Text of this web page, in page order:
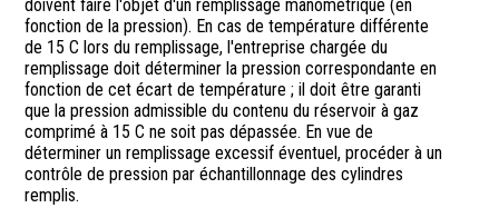
doivent faire l'objet d'un remplissage manométrique (en
fonction de la pression). En cas de température différente
de 15 C lors du remplissage, l'entreprise chargée du
remplissage doit déterminer la pression correspondante en
fonction de cet écart de température ; il doit être garanti
que la pression admissible du contenu du réservoir à gaz
comprimé à 15 C ne soit pas dépassée. En vue de
déterminer un remplissage excessif éventuel, procéder à un
contrôle de pression par échantillonnage des cylindres
remplis.